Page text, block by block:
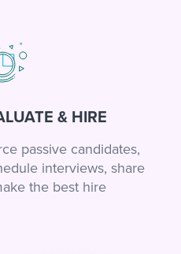
& HIRE
passive candidates,
interviews, share
the best hire